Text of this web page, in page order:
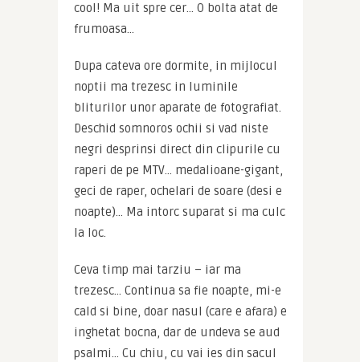
cool! Ma uit spre cer… O bolta atat de
frumoasa…
Dupa cateva ore dormite, in mijlocul
noptii ma trezesc in luminile
bliturilor unor aparate de fotografiat.
Deschid somnoros ochii si vad niste
negri desprinsi direct din clipurile cu
raperi de pe MTV… medalioane-gigant,
geci de raper, ochelari de soare (desi e
noapte)… Ma intorc suparat si ma culc
la loc.
Ceva timp mai tarziu – iar ma
trezesc… Continua sa fie noapte, mi-e
cald si bine, doar nasul (care e afara) e
inghetat bocna, dar de undeva se aud
psalmi… Cu chiu, cu vai ies din sacul